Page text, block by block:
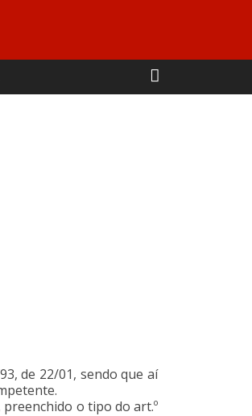
de 22/01, sendo que aí
o tipo do art.º